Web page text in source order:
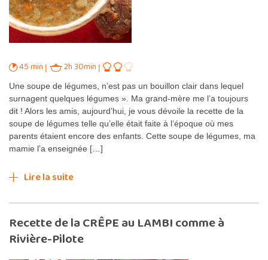
45 min 2h 30min
Une soupe de légumes, n’est pas un bouillon clair dans lequel
surnagent quelques légumes ». Ma grand-mère me l’a toujours
dit ! Alors les amis, aujourd’hui, je vous dévoile la recette de la
soupe de légumes telle qu’elle était faite à l’époque où mes
parents étaient encore des enfants. Cette soupe de légumes, ma
mamie l’a enseignée […]
Lire la suite
Recette de la CRÊPE au LAMBI comme à
Rivière-Pilote